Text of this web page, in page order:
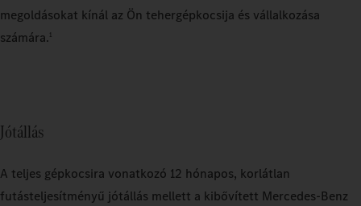
megoldásokat kínál az Ön tehergépkocsija és vállalkozása
számára.1
Jótállás
A teljes gépkocsira vonatkozó 12 hónapos, korlátlan
futásteljesítményű jótállás mellett a kibővített Mercedes‑Benz